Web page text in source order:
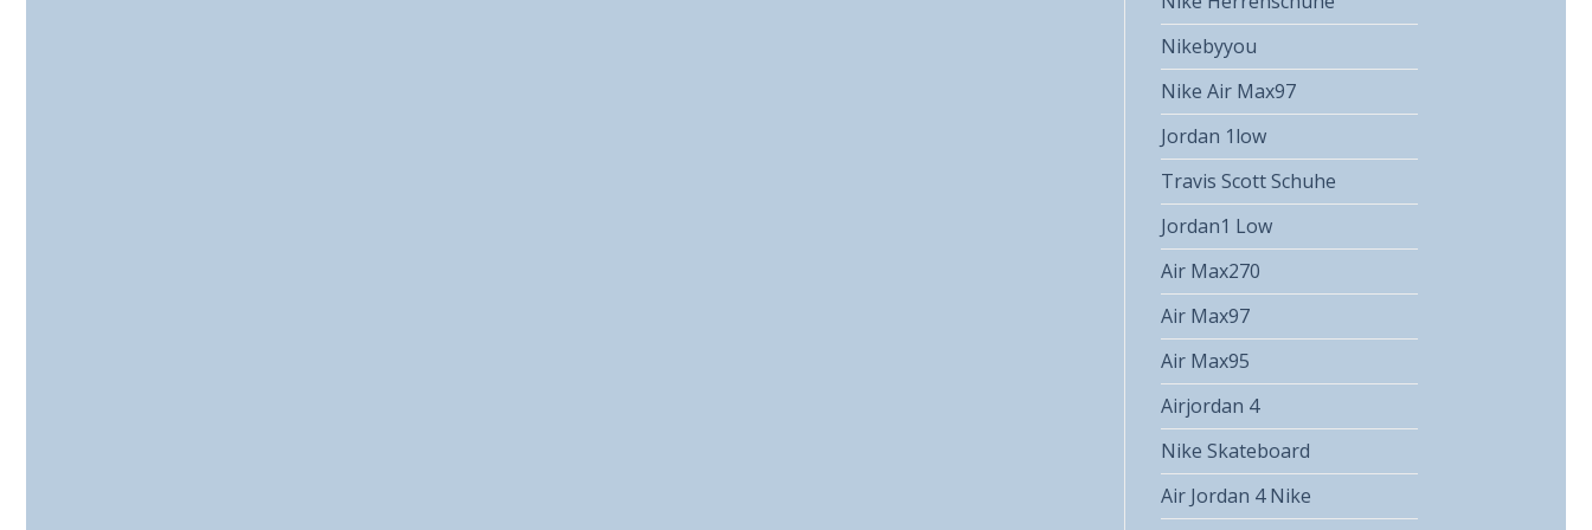
Nikebyyou
Nike Air Max97
Jordan 1low
Travis Scott Schuhe
Jordan1 Low
Air Max270
Air Max97
Air Max95
Airjordan 4
Nike Skateboard
Air Jordan 4 Nike